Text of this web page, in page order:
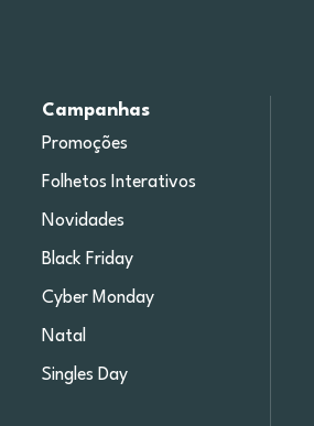
Campanhas
Promoções
Folhetos Interativos
Novidades
Black Friday
Cyber Monday
Natal
Singles Day